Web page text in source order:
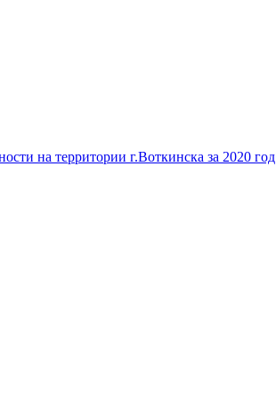
на территории г.Воткинска за 2020 год